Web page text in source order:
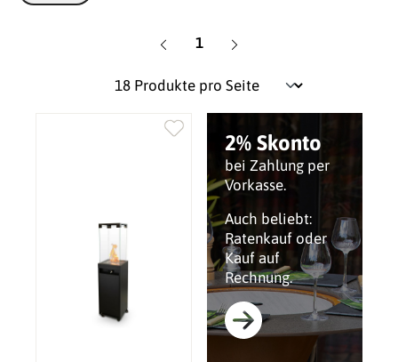
Seite
1
2% Skonto
bei Zahlung per
Vorkasse.
Auch beliebt:
Ratenkauf oder
Kauf auf
Rechnung.